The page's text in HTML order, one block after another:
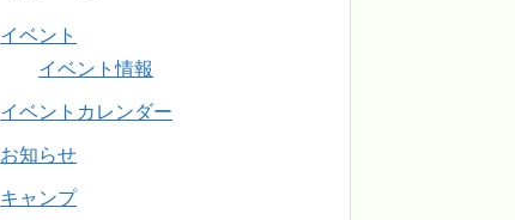
イベント
イベント情報
イベントカレンダー
お知らせ
キャンプ